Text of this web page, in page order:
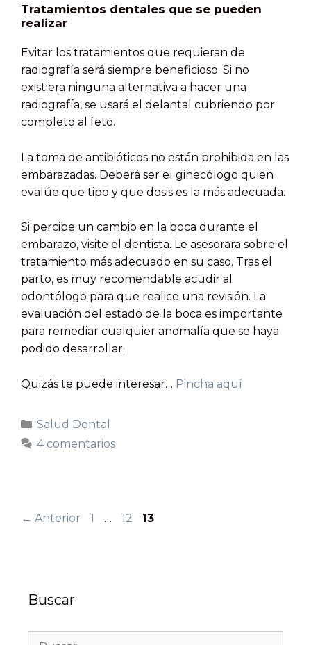
Tratamientos dentales que se pueden
realizar
Evitar los tratamientos que requieran de
radiografía será siempre beneficioso. Si no
existiera ninguna alternativa a hacer una
radiografía, se usará el delantal cubriendo por
completo al feto.
La toma de antibióticos no están prohibida en las
embarazadas. Deberá ser el ginecólogo quien
evalúe que tipo y que dosis es la más adecuada.
Si percibe un cambio en la boca durante el
embarazo, visite el dentista. Le asesorara sobre el
tratamiento más adecuado en su caso. Tras el
parto, es muy recomendable acudir al
odontólogo para que realice una revisión. La
evaluación del estado de la boca es importante
para remediar cualquier anomalía que se haya
podido desarrollar.
Quizás te puede interesar… Pincha aquí
Salud Dental
4 comentarios
← Anterior 1 … 12 13
Buscar